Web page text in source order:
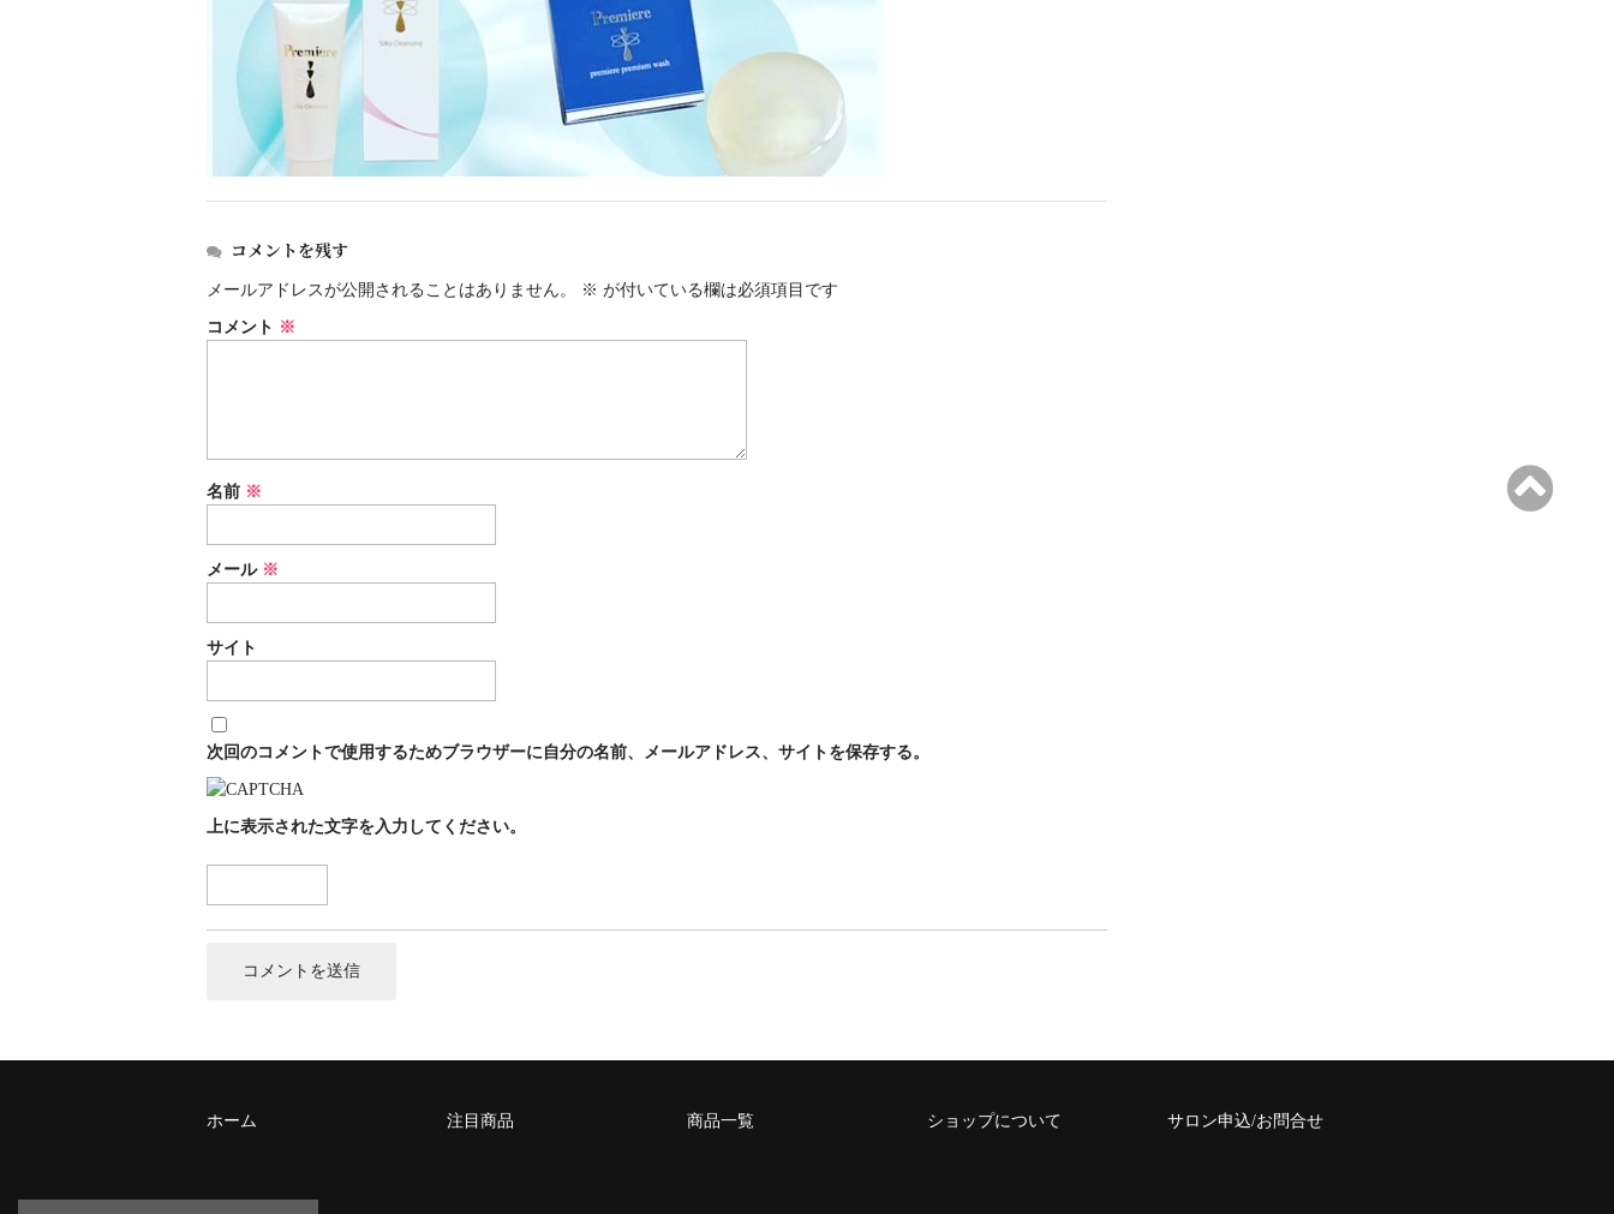
コメントを残す
メールアドレスが公開されることはありません。 ※ が付いている欄は必須項目です
コメント ※
名前 ※
メール ※
サイト
次回のコメントで使用するためブラウザーに自分の名前、メールアドレス、サイトを保存する。
上に表示された文字を入力してください。
ホーム 注目商品 商品一覧 ショップについて サロン申込/お問合せ